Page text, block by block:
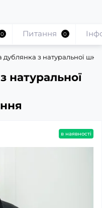
дублянка з натуральної
натуральної
0 Питання 0
в наявності